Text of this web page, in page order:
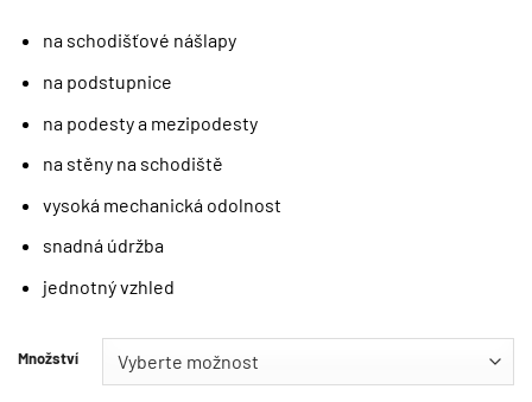
na schodišťové nášlapy
na podstupnice
na podesty a mezipodesty
na stěny na schodiště
vysoká mechanická odolnost
snadná údržba
jednotný vzhled
Množství